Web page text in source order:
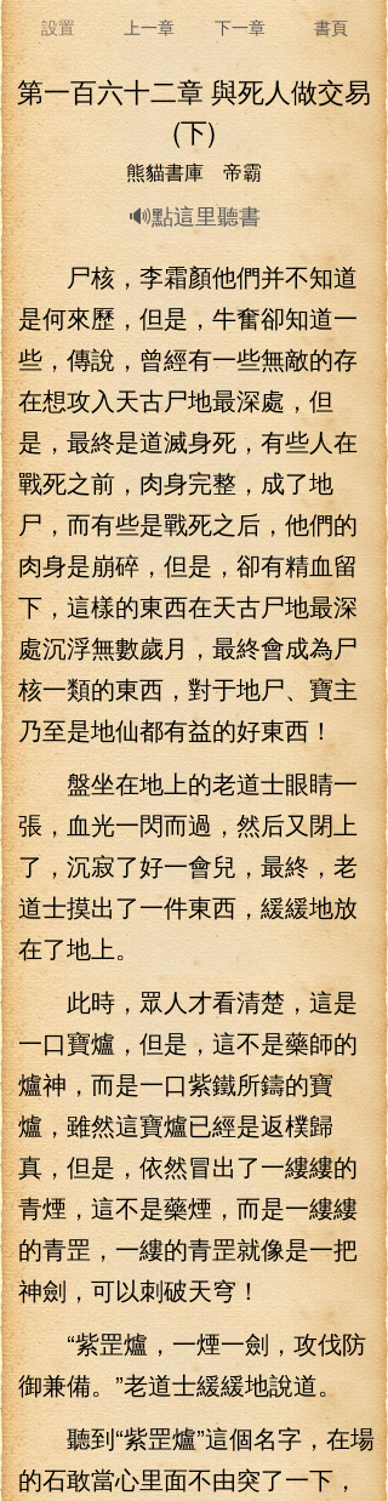
設置 上一章 下一章 書頁
第一百六十二章 與死人做交易
(下)
熊貓書庫 帝霸
🔊點這里聽書
尸核，李霜顏他們并不知道
是何來歷，但是，牛奮卻知道一
些，傳說，曾經有一些無敵的存
在想攻入天古尸地最深處，但
是，最終是道滅身死，有些人在
戰死之前，肉身完整，成了地
尸，而有些是戰死之后，他們的
肉身是崩碎，但是，卻有精血留
下，這樣的東西在天古尸地最深
處沉浮無數歲月，最終會成為尸
核一類的東西，對于地尸、寶主
乃至是地仙都有益的好東西！
盤坐在地上的老道士眼睛一
張，血光一閃而過，然后又閉上
了，沉寂了好一會兒，最終，老
道士摸出了一件東西，緩緩地放
在了地上。
此時，眾人才看清楚，這是
一口寶爐，但是，這不是藥師的
爐神，而是一口紫鐵所鑄的寶
爐，雖然這寶爐已經是返樸歸
真，但是，依然冒出了一縷縷的
青煙，這不是藥煙，而是一縷縷
的青罡，一縷的青罡就像是一把
神劍，可以刺破天穹！
“紫罡爐，一煙一劍，攻伐防
御兼備。”老道士緩緩地說道。
聽到“紫罡爐”這個名字，在場
的石敢當心里面不由突了一下，